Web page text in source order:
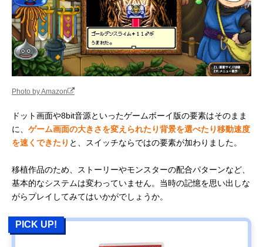
Photo by Amazon
ドット画面や8bit音源といったゲームボーイ版の要素はそのまま
に、 ゲーム画面の大きさを変えられたり背景を選べたり移動速度
を速くできたり と、スイッチならではの要素が加わりました。
移植作品のため、ストーリーやモンスターの配合パターンなど、
基本的なシステムは変わっていません。当時の記憶を思い出しな
がらプレイしてみてはいかがでしょうか。
PICK UP!